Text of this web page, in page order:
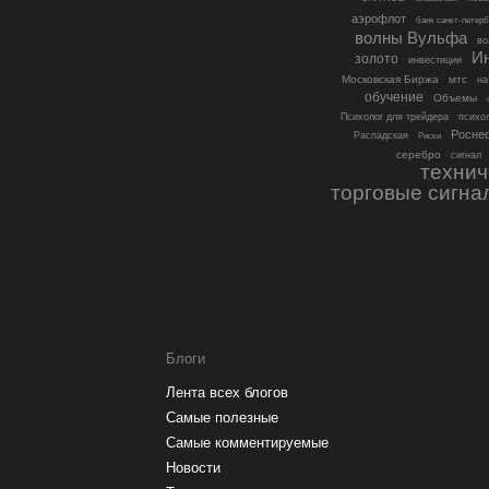
аэрофлот банк санкт-
волны Вульфа
золото инвестиции
Московская Биржа
мтс
обучение Объемы
Психолог для трейдера
Распадская Риски
серебро
сигнал
торговые
Блоги
Лента всех блогов
Самые полезные
Самые комментируемые
Новости